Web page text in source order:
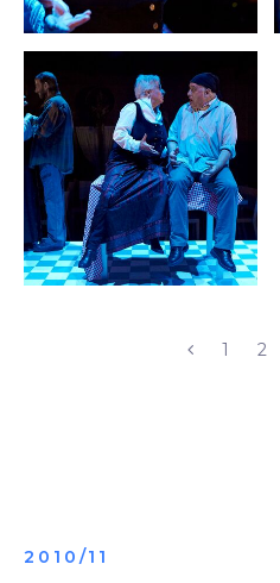
1 2
2010/11